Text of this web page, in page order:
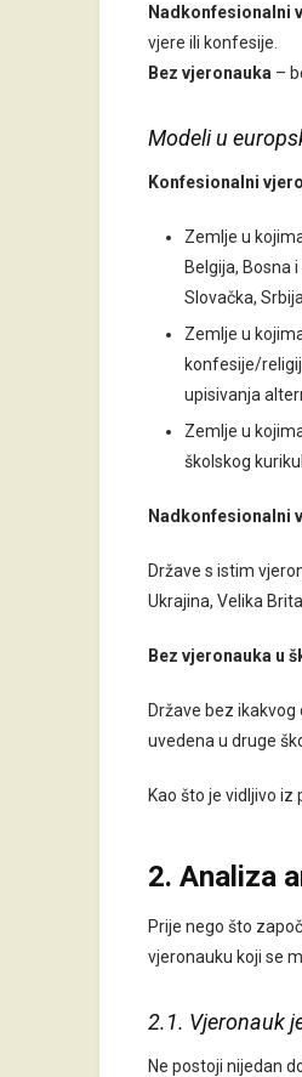
Nad konfesionalni
vjere ili konfesije.
Bez vjeronauka –
Modeli u
Konfesionalni
Zemlje u
Belgija, Bosna
Slovačka,
Zemlje u
konfesije/
upisivanja
Zemlje u
školskog
Nadkonfesionalni
Države s istim
Ukrajina, Velika
Bez vjeronauka u
Države bez
uvedena u druge
Kao što je vidljivo
2. Analiza
Prije nego što
vjeronauku koji se
2.1. Vjeronauk
Ne postoji nijedan